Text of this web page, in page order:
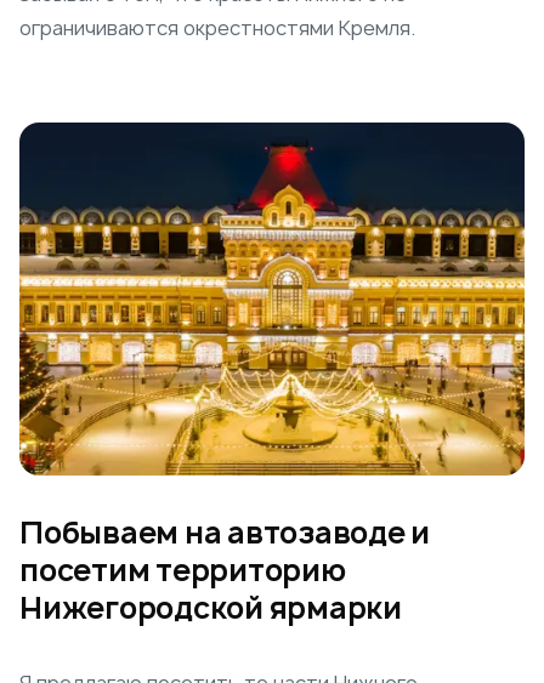
ограничиваются окрестностями Кремля.
Побываем на автозаводе и
посетим территорию
Нижегородской ярмарки